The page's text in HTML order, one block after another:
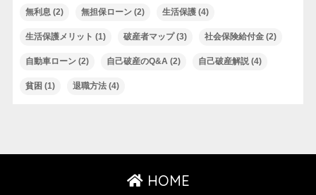
無利息(2) 無担保ローン(2) 生活保護(4)
生活保護メリット (1) 破産者マップ(3) 社会保険給付金(2)
自動車ローン(2) 自己破産のQ&A(2) 自己破産解説(4)
貧困 (1) 退職方法(4)
HOME